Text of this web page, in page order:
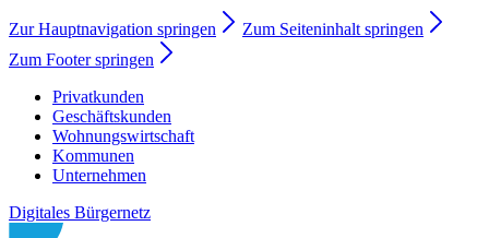
Zur Hauptnavigation springen
Zum Seiteninhalt springen
Zum Footer springen
Privatkunden
Geschäftskunden
Wohnungswirtschaft
Kommunen
Unternehmen
Digitales Bürgernetz